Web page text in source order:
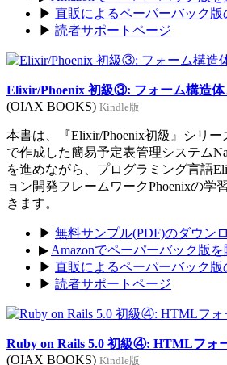
▶ 直販によるペーパーバック版
▶ 読者サポートページ
Elixir/Phoenix 初級③: フォーム構造体
(OIAX BOOKS) Kindle版
本書は、『Elixir/Phoenix初級』シリ
で作成した簡易予定表管理システム
を進めながら、プログラミング言語
ョン開発フレームワークPhoenixの学
きます。
▶ 無料サンプル(PDF)のダウン
▶ Amazonでペーパーバック版を
▶ 直販によるペーパーバック版
▶ 読者サポートページ
Ruby on Rails 5.0 初級④: HTMLフォ
(OIAX BOOKS) Kindle版